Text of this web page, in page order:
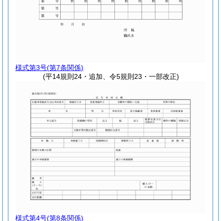
様式第3号(第7条関係)
(平14規則24・追加、令5規則23・一部改正)
様式第4号(第8条関係)